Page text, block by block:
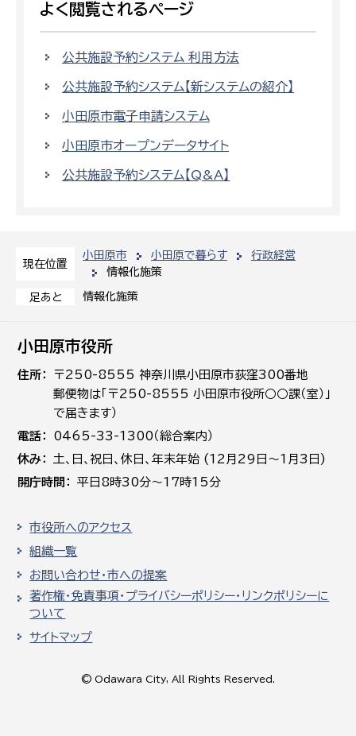
現在位置
小田原市 小田原で暮らす
行政経営
情報化施策
足あと 情報化施策
よく閲覧されるページ
公共施設予約システム 利用方法
公共施設予約システム【新システムの紹介】
小田原市電子申請システム
小田原市オープンデータサイト
公共施設予約システム【Q&A】
小田原市役所
住所
〒250-8555 神奈川県小田原市荻窪300番地
郵便物は「〒250-8555 小田原市役所○○課（室）」
で届きます）
電話
0465-33-1300（総合案内）
休み
土､日､祝日、休日、年末年始 (12月29日～1月3日)
開庁時間
平日8時30分～17時15分
市役所へのアクセス
組織一覧
お問い合わせ・市への提案
著作権・免責事項・プライバシーポリシー・リンクポリシーに
ついて
サイトマップ
© Odawara City, All Rights Reserved.